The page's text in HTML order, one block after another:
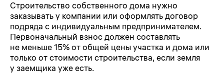
Строительство собственного дома нужно
заказывать у компании или оформлять договор
подряда с индивидуальным предпринимателем.
Первоначальный взнос должен составлять
не меньше 15% от общей цены участка и дома или
только от стоимости строительства, если земля
у заемщика уже есть.